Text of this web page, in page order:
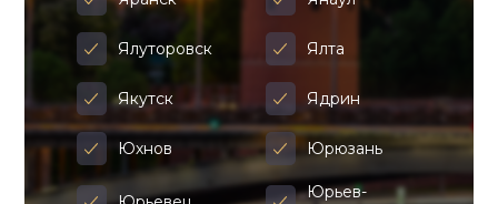
Ялуторовск Ялта
Якутск Ядрин
Юхнов Юрюзань
Юрьев-